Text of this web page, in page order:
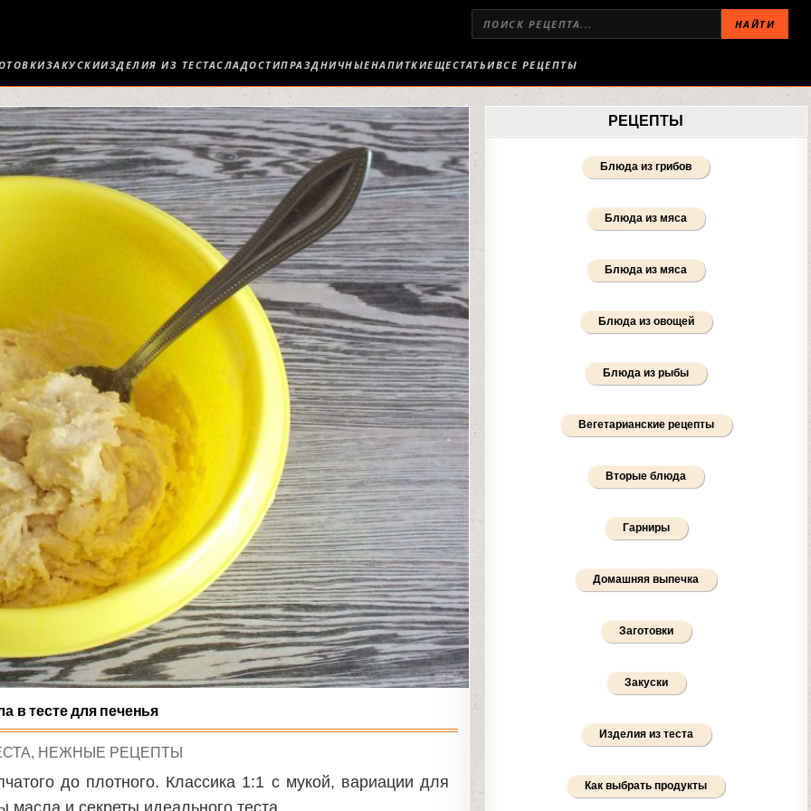
НАЙТИ
ЗАКУСКИИЗДЕЛИЯ ИЗ ТЕСТАСЛАДОСТИПРАЗДНИЧНЫЕНАПИТКИЕЩЕСТАТЬИВСЕ РЕЦЕПТЫ
в тесте для печенья
, НЕЖНЫЕ РЕЦЕПТЫ
до плотного. Классика 1:1 с мукой, вариации для
и секреты идеального теста.
РЕЦЕПТЫ
Блюда из грибов
Блюда из мяса
Блюда из мяса
Блюда из овощей
Блюда из рыбы
Вегетарианские рецепты
Вторые блюда
Гарниры
Домашняя выпечка
Заготовки
Закуски
Изделия из теста
Как выбрать продукты